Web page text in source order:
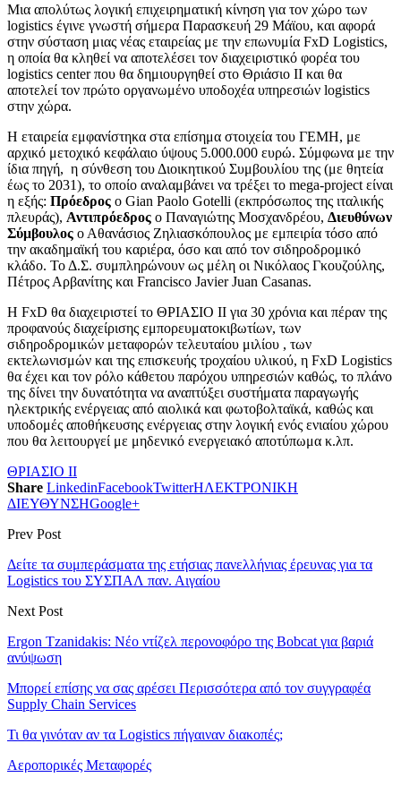
Μια απολύτως λογική επιχειρηματική κίνηση για τον χώρο των
logistics έγινε γνωστή σήμερα Παρασκευή 29 Μάϊου, και αφορά
στην σύσταση μιας νέας εταιρείας με την επωνυμία FxD Logistics,
η οποία θα κληθεί να αποτελέσει τον διαχειριστικό φορέα του
logistics center που θα δημιουργηθεί στο Θριάσιο ΙΙ και θα
αποτελεί τον πρώτο οργανωμένο υποδοχέα υπηρεσιών logistics
στην χώρα.
Η εταιρεία εμφανίστηκα στα επίσημα στοιχεία του ΓΕΜΗ, με
αρχικό μετοχικό κεφάλαιο ύψους 5.000.000 ευρώ. Σύμφωνα με την
ίδια πηγή, η σύνθεση του Διοικητικού Συμβουλίου της (με θητεία
έως το 2031), το οποίο αναλαμβάνει να τρέξει το mega-project είναι
η εξής: Πρόεδρος ο Gian Paolo Gotelli (εκπρόσωπος της ιταλικής
πλευράς), Αντιπρόεδρος ο Παναγιώτης Μοσχανδρέου, Διευθύνων
Σύμβουλος ο Αθανάσιος Ζηλιασκόπουλος με εμπειρία τόσο από
την ακαδημαϊκή του καριέρα, όσο και από τον σιδηροδρομικό
κλάδο. Το Δ.Σ. συμπληρώνουν ως μέλη οι Νικόλαος Γκουζούλης,
Πέτρος Αρβανίτης και Francisco Javier Juan Casanas.
Η FxD θα διαχειριστεί το ΘΡΙΑΣΙΟ ΙΙ για 30 χρόνια και πέραν της
προφανούς διαχείρισης εμπορευματοκιβωτίων, των
σιδηροδρομικών μεταφορών τελευταίου μιλίου , των
εκτελωνισμών και της επισκευής τροχαίου υλικού, η FxD Logistics
θα έχει και τον ρόλο κάθετου παρόχου υπηρεσιών καθώς, το πλάνο
της δίνει την δυνατότητα να αναπτύξει συστήματα παραγωγής
ηλεκτρικής ενέργειας από αιολικά και φωτοβολταϊκά, καθώς και
υποδομές αποθήκευσης ενέργειας στην λογική ενός ενιαίου χώρου
που θα λειτουργεί με μηδενικό ενεργειακό αποτύπωμα κ.λπ.
ΘΡΙΑΣΙΟ ΙΙ
Share LinkedinFacebookTwitterΗΛΕΚΤΡΟΝΙΚΗ
ΔΙΕΥΘΥΝΣΗGoogle+
Prev Post
Δείτε τα συμπεράσματα της ετήσιας πανελλήνιας έρευνας για τα
Logistics του ΣΥΣΠΑΛ παν. Αιγαίου
Next Post
Ergon Tzanidakis: Νέο ντίζελ περονοφόρο της Bobcat για βαριά
ανύψωση
Μπορεί επίσης να σας αρέσει Περισσότερα από τον συγγραφέα
Supply Chain Services
Τι θα γινόταν αν τα Logistics πήγαιναν διακοπές;
Αεροπορικές Μεταφορές